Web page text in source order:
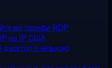
всі тарифи RDP
на IP США
десктоп з низькою